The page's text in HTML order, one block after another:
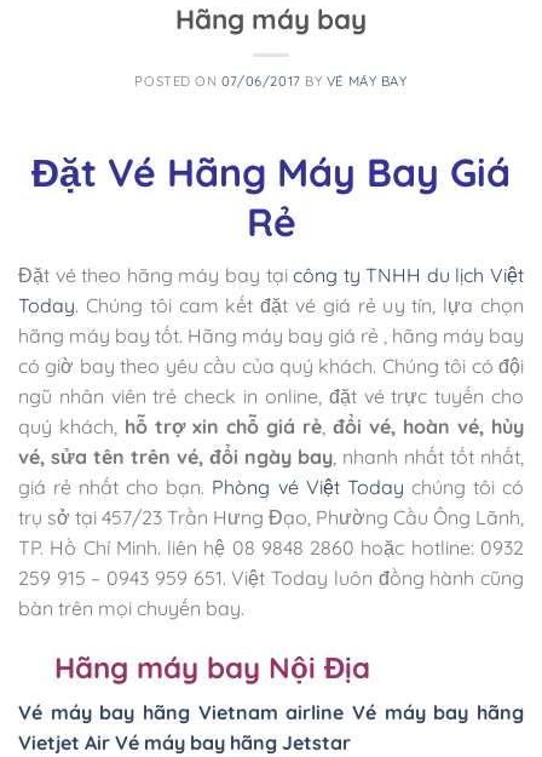
Hãng máy bay
POSTED ON07/06/2017 BY VÉ MÁY BAY
Đặt Vé Hãng Máy Bay Giá
Rẻ
Đặt vé theo hãng máy bay tạicông ty TNHH du lịch Việt
Today. Chúng tôi cam kết đặt vé giá rẻ uy tín, lựa chọn
hãng máy bay tốt. Hãng máy bay giá rẻ , hãng máy bay
có giờ bay theo yêu cầu của quý khách. Chúng tôi có đội
ngũ nhân viên trẻ check in online, đặt vé trực tuyến cho
quý khách, hỗ trợ xin chỗ giá rẻ đổi vé, hoàn vé, hủy
vé, sửa tên trên vé, đổi ngày bay , nhanh nhất tốt nhất,
giá rẻ nhất cho bạn. Phòng vé Việt Today chúng tôi có
trụ sở tại 457/23 Trần Hưng Đạo, Phường Cầu Ông Lãnh,
TP. Hồ Chí Minh. liên hệ 08 9848 2860 hoặc hotline: 0932
259 915 – 0943 959 651. Việt Today luôn đồng hành cũng
bàn trên mọi chuyến bay.
Hãng máy bay Nội Địa
Vé máy bay hãng Vietnam airline Vé máy bay hãng
Vietjet Air Vé máy bay hãng Jetstar